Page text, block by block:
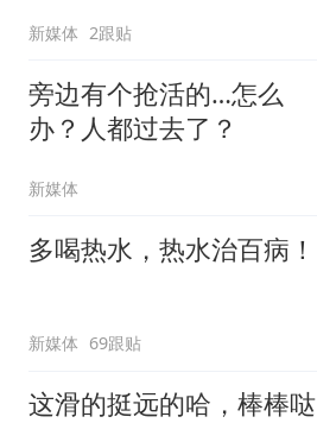
新媒体 2跟贴
旁边有个抢活的…怎么
办？人都过去了？
新媒体
多喝热水，热水治百病！
新媒体 69跟贴
这滑的挺远的哈，棒棒哒